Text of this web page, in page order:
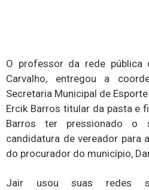
O professor da rede pública
Carvalho, entregou a
Secretaria Municipal de
Ercik Barros titular da pasta e
Barros ter pressionado o
candidatura de vereador para
do procurador do município,
Jair usou suas redes